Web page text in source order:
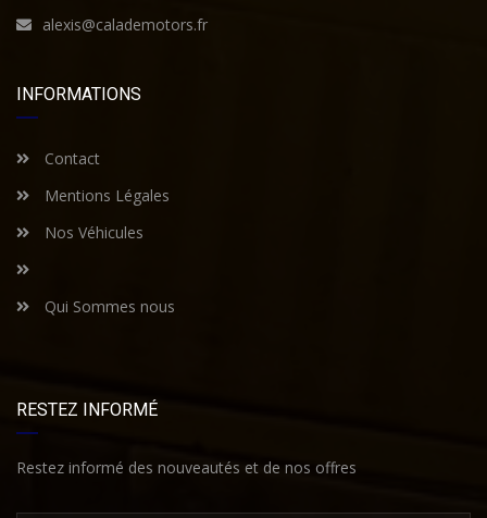
alexis@calademotors.fr
INFORMATIONS
Contact
Mentions Légales
Nos Véhicules
Qui Sommes nous
RESTEZ INFORMÉ
Restez informé des nouveautés et de nos offres